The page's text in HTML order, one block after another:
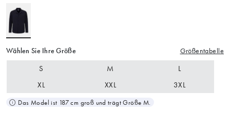
Wählen Sie Ihre Größe Größentabelle
S M
L
XL
XXL 3XL
Das Model ist 187 cm groß und trägt Größe M.